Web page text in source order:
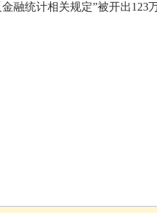
融统计相关规定”被开出123